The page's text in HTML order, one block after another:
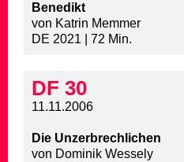
Benedikt
von Katrin Memmer
DE 2021 | 72 Min.
DF 30
11.11.2006
Die Unzerbrechlichen
von Dominik Wessely